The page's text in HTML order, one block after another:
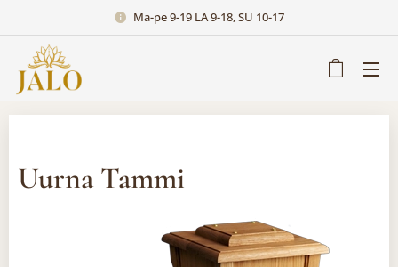
Ma-pe 9-19 LA 9-18, SU 10-17
Uurna Tammi